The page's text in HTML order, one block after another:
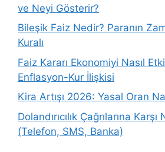
ve Neyi Gösterir?
Bileşik Faiz Nedir? Paranın
Kuralı
Faiz Kararı Ekonomiyi Nasıl
Enflasyon-Kur İlişkisi
Kira Artışı 2026: Yasal Oran
Dolandırıcılık Çağrılarına
(Telefon, SMS, Banka)